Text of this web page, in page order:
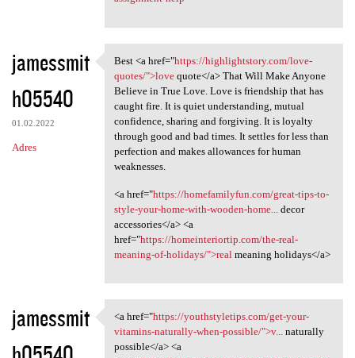
jamessmit
h05540
01.02.2022
Adres
Best <a href="https:/
Best <a href="https://highlightstory.com/love-
quotes/">lovequote</a> That Will Make Anyone
Believe in True Love. Love is friendship that has
caught fire. It is quiet understanding, mutual
confidence, sharing and forgiving. It is loyalty
through good and bad times. It settles for less than
perfection and makes allowances for human
weaknesses.
<a href="https://homefamilyfun.com/great-tips-to-
style-your-home-with-wooden-home...
decor
accessories</a> <a
href="https://homeinteriortip.com/the-real-
meaning-of-holidays/">real meaning holidays</a>
jamessmit
<a href="https:/
<a href="https://youthstyletips.com/get-your-
vitamins-naturally-when-possible/">v...naturally
possible</a> <a